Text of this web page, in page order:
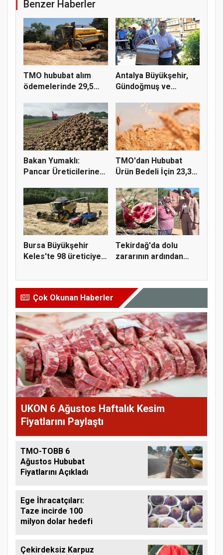
Benzer Haberler
TMO hububat alım
ödemelerinde 29,5
Antalya Büyükşehir,
Gündoğmuş ve
Bakan Yumaklı:
Pancar Üreticilerine
TMO'dan Hububat
Ürün Bedeli İçin 23,3
Bursa Büyükşehir
Keles'te 98 üreticiye
Tekirdağ'da dolu
zararının ardından
Çok Okunan Haberler
UKON 6 Ağustos Haftalık Kesim
Fiyatlarını Paylaştı
TMO-TOBB 6
Ağustos Hububat
Fiyatlarını Açıkladı
Ege İhracatçıları:
Taze incirde 100
milyon dolar hedefi
Çekirdeksiz Karpuz